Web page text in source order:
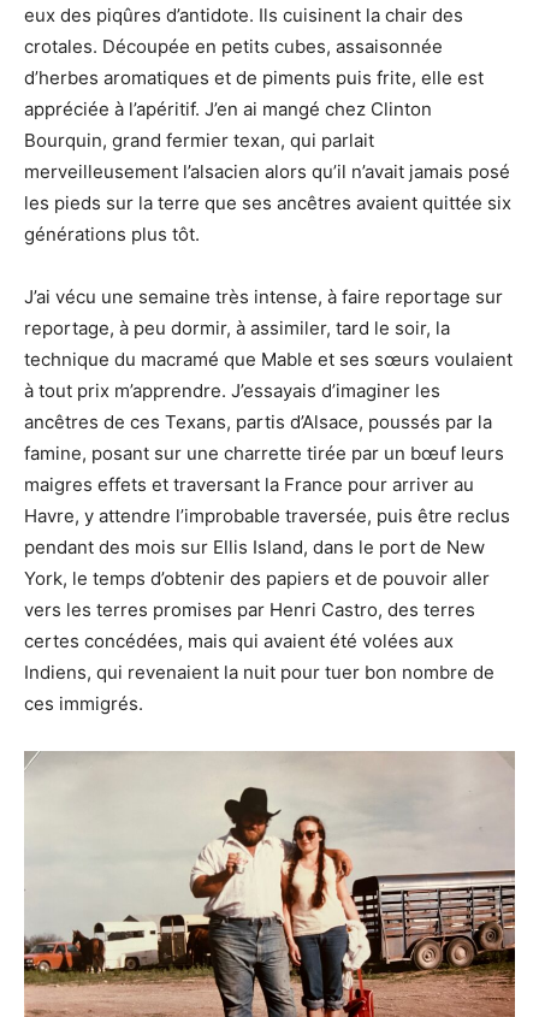
eux des piqûres d’antidote. Ils cuisinent la chair des
crotales. Découpée en petits cubes, assaisonnée
d’herbes aromatiques et de piments puis frite, elle est
appréciée à l’apéritif. J’en ai mangé chez Clinton
Bourquin, grand fermier texan, qui parlait
merveilleusement l’alsacien alors qu’il n’avait jamais posé
les pieds sur la terre que ses ancêtres avaient quittée six
générations plus tôt.
J’ai vécu une semaine très intense, à faire reportage sur
reportage, à peu dormir, à assimiler, tard le soir, la
technique du macramé que Mable et ses sœurs voulaient
à tout prix m’apprendre. J’essayais d’imaginer les
ancêtres de ces Texans, partis d’Alsace, poussés par la
famine, posant sur une charrette tirée par un bœuf leurs
maigres effets et traversant la France pour arriver au
Havre, y attendre l’improbable traversée, puis être reclus
pendant des mois sur Ellis Island, dans le port de New
York, le temps d’obtenir des papiers et de pouvoir aller
vers les terres promises par Henri Castro, des terres
certes concédées, mais qui avaient été volées aux
Indiens, qui revenaient la nuit pour tuer bon nombre de
ces immigrés.